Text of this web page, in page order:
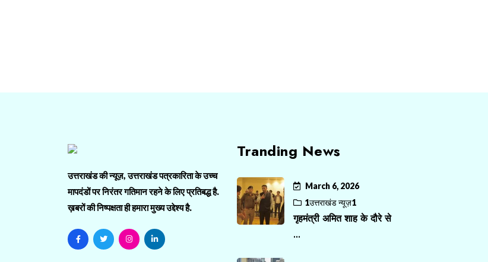
उत्तराखंड की न्यूज़, उत्तराखंड पत्रकारिता के उच्च
मापदंडों पर निरंतर गतिमान रहने के लिए प्रतिबद्ध है.
ख़बरों की निष्पक्षता ही हमारा मुख्य उद्देश्य है.
Tranding News
March 6, 2026
1उत्तराखंड न्यूज़1
गृहमंत्री अमित शाह के दौरे से
...